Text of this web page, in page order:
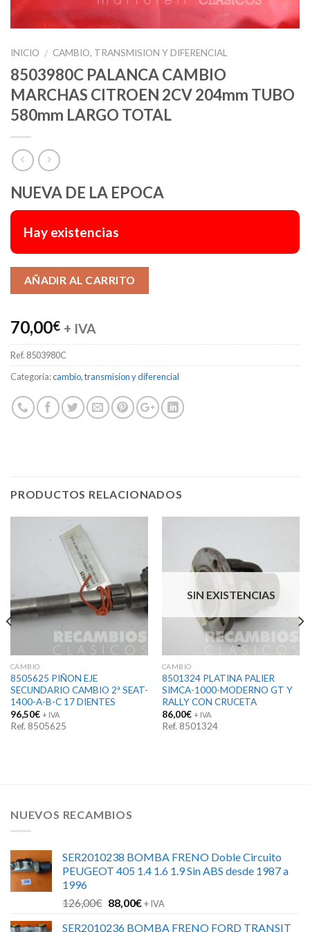
INICIO / CAMBIO, TRANSMISION Y DIFERENCIAL
8503980C PALANCA CAMBIO
MARCHAS CITROEN 2CV 204mm TUBO
580mm LARGO TOTAL
NUEVA DE LA EPOCA
Hay existencias
AÑADIR AL CARRITO
70,00€ + IVA
Ref. 8503980C
Categoría:cambio, transmision y diferencial
PRODUCTOS RELACIONADOS
CAMBIO
8505625 PIÑON EJE
SECUNDARIO CAMBIO 2ª SEAT-
1400-A-B-C 17 DIENTES
96,50€ + IVA
Ref. 8505625
SIN EXISTENCIAS
CAMBIO
8501324 PLATINA PALIER
SIMCA-1000-MODERNO GT Y
RALLY CON CRUCETA
86,00€ + IVA
Ref. 8501324
NUEVOS RECAMBIOS
SER2010238 BOMBA FRENO Doble Circuito
PEUGEOT 405 1.4 1.6 1.9 Sin ABS desde 1987 a
1996
126,00€ El
88,00€El+ IVA
SER2010236 BOMBA FRENO FORD TRANSIT